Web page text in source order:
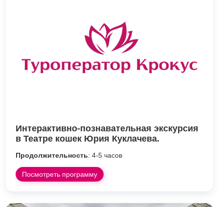
Интерактивно-познавательная экскурсия
в Театре кошек Юрия Куклачева.
Продолжительность: 4-5 часов
Посмотреть программу